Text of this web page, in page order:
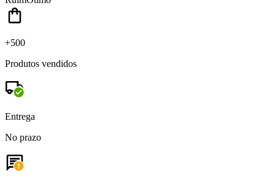
+500
Produtos vendidos
Entrega
No prazo